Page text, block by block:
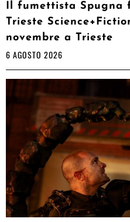
Il fumettista Spugna
Trieste
novembre a Trieste
6 AGOSTO 2026